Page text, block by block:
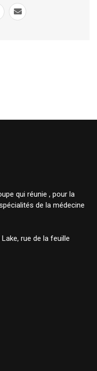
qui réunie , pour la
de la médecine
rue de la feuille